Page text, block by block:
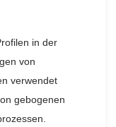
in der
von
verwendet
gebogenen